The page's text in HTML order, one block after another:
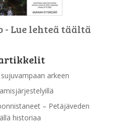
Lue lehteä täältä
arkeen
– Petäjäveden
historiaa